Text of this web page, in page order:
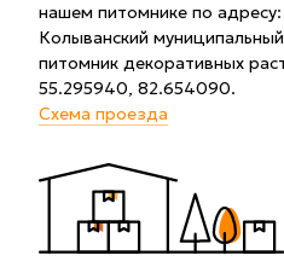
нашем питомнике по
Колыванский
питомник декоративных
55.295940, 82.654090.
Схема проезда